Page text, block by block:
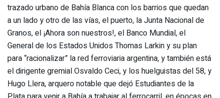
trazado urbano de Bahía Blanca con los barrios que quedan
a un lado y otro de las vías, el puerto, la Junta Nacional de
Granos, el ¡Ahora son nuestros!, el Banco Mundial, el
General de los Estados Unidos Thomas Larkin y su plan
para “racionalizar” la red ferroviaria argentina, y también está
el dirigente gremial Osvaldo Ceci, y los huelguistas del 58, y
Hugo Llera, arquero notable que dejó Estudiantes de la